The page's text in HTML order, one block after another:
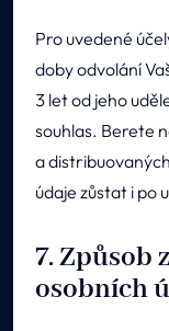
Pro uvedené
doby odvolání
3 let od jeho
souhlas. Berete
a
údaje zůstat i po
7. Způsob
osobních